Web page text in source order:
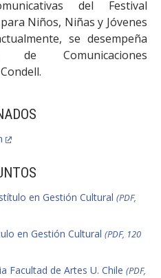
en Gestión Cultural (PDF,
en Gestión Cultural (PDF, 120
Facultad de Artes U. Chile (PDF,
del Festival
Niños, Niñas y Jóvenes
se desempeña
de Comunicaciones